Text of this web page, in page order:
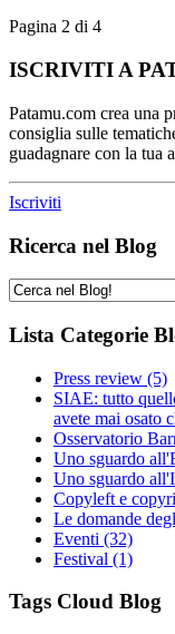
Pagina 2 di 4
ISCRIVITI A
Patamu.com crea una
consiglia sulle
guadagnare con la tua
Iscriviti
Ricerca nel Blog
Lista Categorie
Press review (5)
SIAE: tutto
avete mai osato
Osservatorio
Uno sguardo
Uno sguardo
Copyleft e
Le domande
Eventi (32)
Festival (1)
Tags Cloud Blog